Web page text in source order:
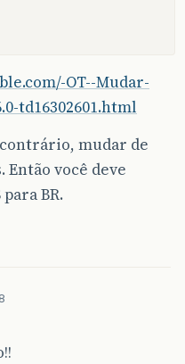
OT--Mudar-
td16302601.html
mudar de
você deve
BR.